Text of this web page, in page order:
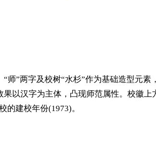
师”两字及校树“水杉”作为基础造型元
以汉字为主体，凸现师范属性。校徽
的建校年份(1973)。